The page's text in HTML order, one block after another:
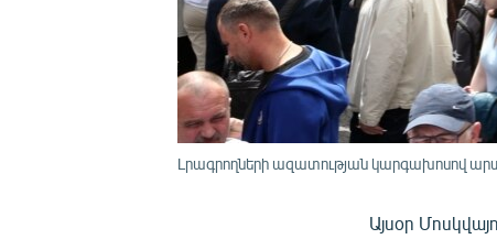
Լրագրողների ազատության կարգախոսով
Այսօր